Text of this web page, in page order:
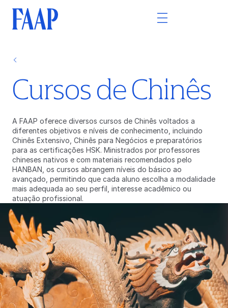
Cursos de Chinês
A FAAP oferece diversos cursos de Chinês voltados a
diferentes objetivos e níveis de conhecimento, incluindo
Chinês Extensivo, Chinês para Negócios e preparatórios
para as certificações HSK. Ministrados por professores
chineses nativos e com materiais recomendados pelo
HANBAN, os cursos abrangem níveis do básico ao
avançado, permitindo que cada aluno escolha a modalidade
mais adequada ao seu perfil, interesse acadêmico ou
atuação profissional.